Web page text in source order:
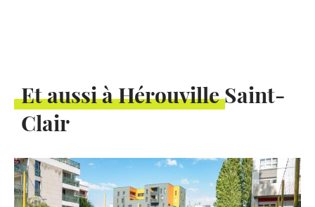
Et aussi à Hérouville Saint-
Clair